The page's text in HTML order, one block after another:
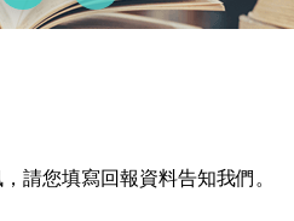
請您填寫回報資料告知我們。